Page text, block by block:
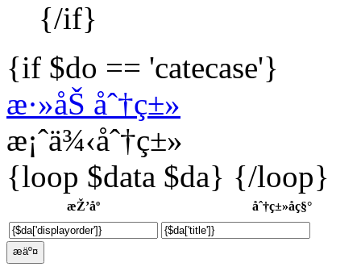
{/if}
{if $do == 'catecase'}
æ·»åŠ åˆ†ç±»
æ¡ˆä¾‹åˆ†ç±»
{loop $data $da} {/loop}
æŽ’åº åˆ†ç±»åç§°